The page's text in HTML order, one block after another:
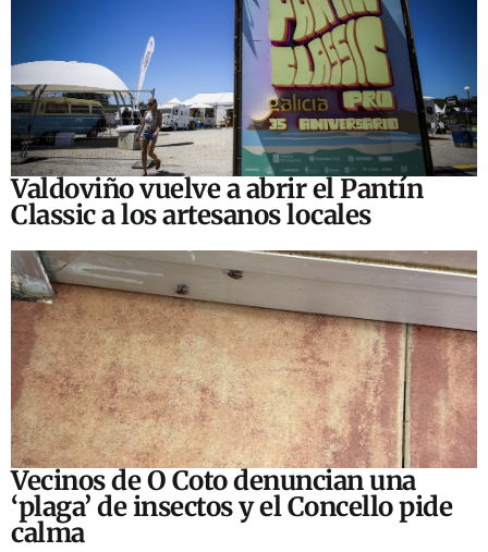
Valdoviño vuelve a abrir el Pantín
Classic a los artesanos locales
Vecinos de O Coto denuncian una
‘plaga’ de insectos y el Concello pide
calma